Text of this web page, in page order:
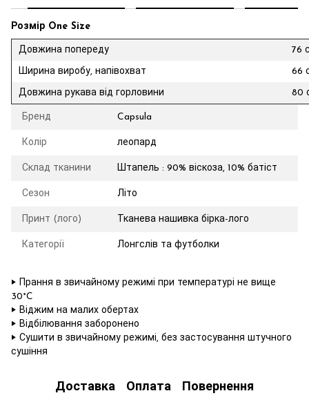
Розмір One Size
Довжина попереду 76
Ширина виробу, напівохват 66
Довжина рукава від горловини 80
Бренд Capsula
Колір леопард
Склад тканини Штапель : 90% віскоза, 10% батіст
Сезон Літо
Принт (лого) Тканева нашивка бірка-лого
Категорії Лонгслів та футболки
‣ Прання в звичайному режимі при температурі не вище
30°C
‣ Віджим на малих обертах
‣ Відбілювання заборонено
‣ Сушити в звичайному режимі, без застосування штучного
сушіння
Доставка Оплата Повернення